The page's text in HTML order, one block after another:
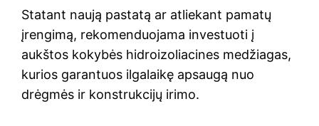
Statant naują pastatą ar atliekant pamatų
įrengimą, rekomenduojama investuoti į
aukštos kokybės hidroizoliacines medžiagas,
kurios garantuos ilgalaikę apsaugą nuo
drėgmės ir konstrukcijų irimo.